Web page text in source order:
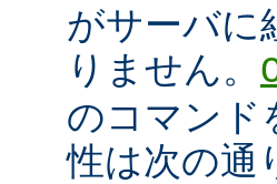
がサーバに
りません。
のコマンド
性は次の通